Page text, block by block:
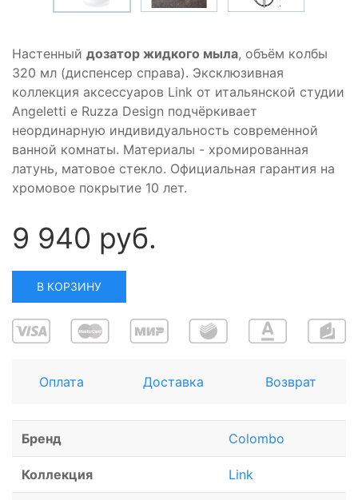
Настенный дозатор жидкого мыла, объём колбы
320 мл (диспенсер справа). Эксклюзивная
коллекция аксессуаров Link от итальянской студии
Angeletti e Ruzza Design подчёркивает
неординарную индивидуальность современной
ванной комнаты. Материалы - хромированная
латунь, матовое стекло. Официальная гарантия на
хромовое покрытие 10 лет.
9 940 руб.
В КОРЗИНУ
Оплата Доставка Возврат
Бренд Colombo
Коллекция Link